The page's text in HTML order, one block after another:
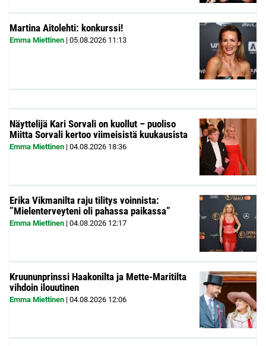
Martina Aitolehti: konkurssi!
Emma Miettinen | 05.08.2026 11:13
Näyttelijä Kari Sorvali on kuollut – puoliso
Miitta Sorvali kertoo viimeisistä kuukausista
Emma Miettinen | 04.08.2026 18:36
Erika Vikmanilta raju tilitys voinnista:
”Mielenterveyteni oli pahassa paikassa”
Emma Miettinen | 04.08.2026 12:17
Kruununprinssi Haakonilta ja Mette-Maritilta
vihdoin ilouutinen
Emma Miettinen | 04.08.2026 12:06